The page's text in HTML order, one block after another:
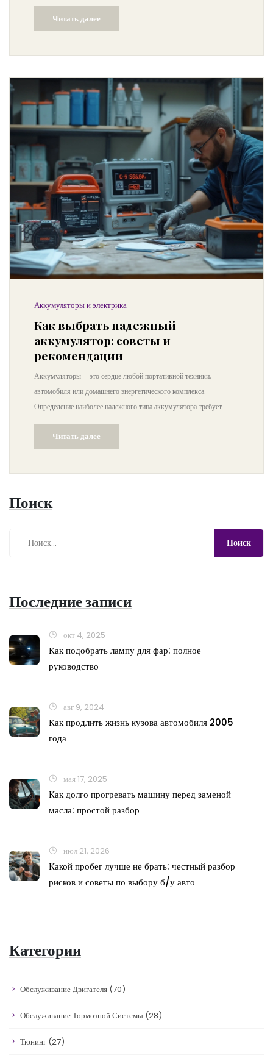
на двигатель, стартер и электронику машины. Приводятся
конкретные советы, как не ошибиться при выборе. Развенчиваем
мифы и рассказываем, о чём умалчивают продавцы.
Читать далее
Аккумуляторы и электрика
Как выбрать надежный
аккумулятор: советы и
рекомендации
Аккумуляторы – это сердце любой портативной техники,
автомобиля или домашнего энергетического комплекса.
Определение наиболее надежного типа аккумулятора требует
понимания современных технологий, а также конкретных
требований, которые соответствуют вашему устройству. В статье
рассматриваются различные виды аккумуляторов, их
самых распространённых ошибок при покупке.
Читать далее
Поиск
Последние записи
окт 4, 2025
Как подобрать лампу для фар: полное
руководство
авг 9, 2024
Как продлить жизнь кузова автомобиля 2005
года
мая 17, 2025
Как долго прогревать машину перед заменой
масла: простой разбор
июл 21, 2026
Какой пробег лучше не брать: честный разбор
рисков и советы по выбору б/у авто
Категории
Обслуживание Двигателя (70)
Обслуживание Тормозной Системы (28)
Тюнинг (27)